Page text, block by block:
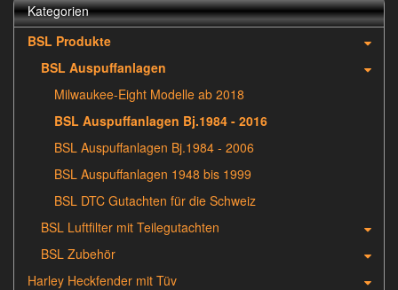
Kategorien
BSL Produkte
BSL Auspuffanlagen
Milwaukee-Eight Modelle ab 2018
BSL Auspuffanlagen Bj.1984 - 2016
BSL Auspuffanlagen Bj.1984 - 2006
BSL Auspuffanlagen 1948 bis 1999
BSL DTC Gutachten für die Schweiz
BSL Luftfilter mit Teilegutachten
BSL Zubehör
Harley Heckfender mit Tüv